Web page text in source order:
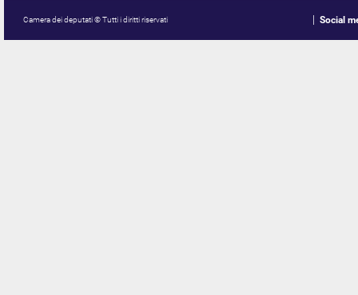
Camera dei deputati © Tutti i diritti riservati Social